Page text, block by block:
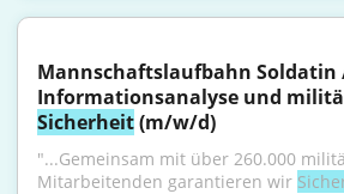
Mannschaftslaufbahn Soldatin
Sicherheit (m/w/d)
"...Gemeinsam mit über 260.000
Mitarbeitenden garantieren wir